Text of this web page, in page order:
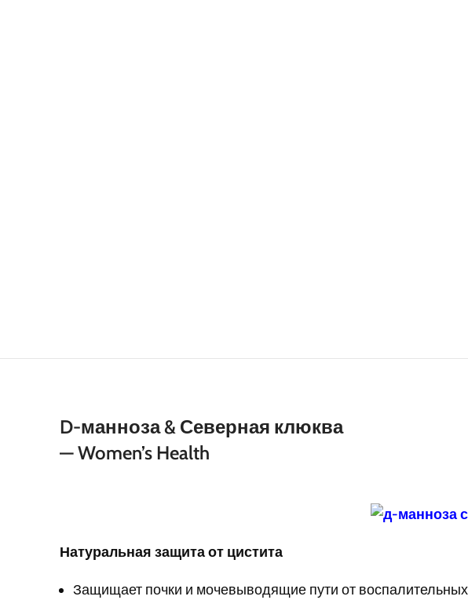
D-манноза & Северная клюква
— Women’s Health
Натуральная защита от цистита
Защищает почки и мочевыводящие пути от